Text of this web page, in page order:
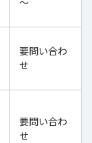
要問い合わ
せ
要問い合わ
せ